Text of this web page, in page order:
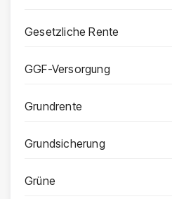
Gesetzliche Rente
GGF-Versorgung
Grundrente
Grundsicherung
Grüne